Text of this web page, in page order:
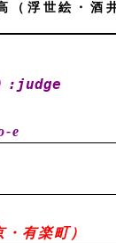
浮世絵・酒
:judge
e
有楽町）